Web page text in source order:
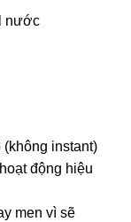
nước
instant)
động hiệu
men vì sẽ